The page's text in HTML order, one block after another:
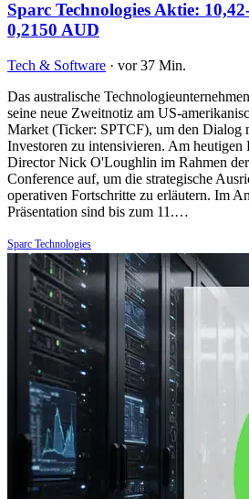
Sparc Technologies Aktie:
0,2150 AUD
Tech & Software · vor 37 Min.
Das australische
seine neue Zweitnotiz am US-
Market (Ticker: SPTCF), um den Dialog
Investoren zu intensivieren. Am
Director Nick O'Loughlin im Rahmen
Conference auf, um die strategische
operativen Fortschritte zu erläutern. Im
Präsentation sind bis zum 11.…
Sparc Technologies